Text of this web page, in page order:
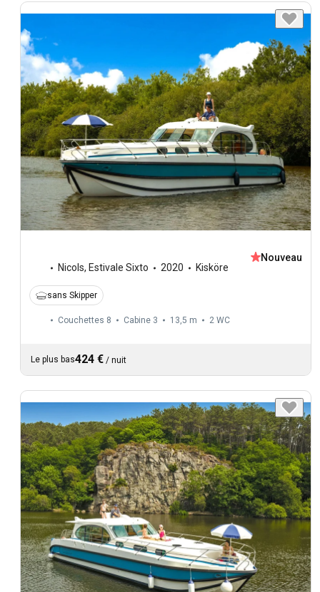
Nicols, Estivale Sixto 2020 Kisköre
Nouveau
sans Skipper
Couchettes 8 Cabine 3 13,5 m 2 WC
Le plus bas424 € / nuit